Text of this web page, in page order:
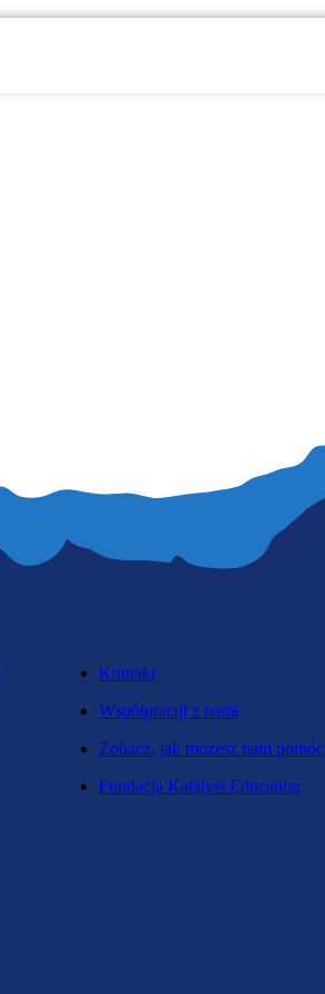
Kontakt
Współpracuj z nami
Zobacz, jak możesz nam pomóc
Fundacja Katalyst Education